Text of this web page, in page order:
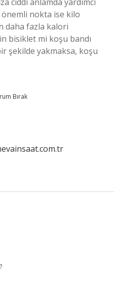
nokta ise kilo
daha fazla kalori
bisiklet mi koşu bandı
bir şekilde yakmaksa, koşu
Bırak